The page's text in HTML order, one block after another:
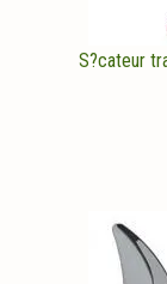
S?cateur